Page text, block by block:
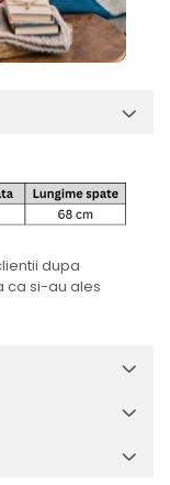
dupa
ca si-au ales